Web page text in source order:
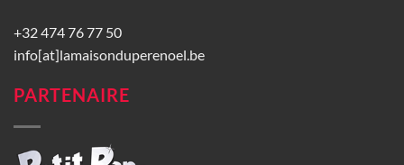
+32 474 76 77 50
info[at]lamaisonduperenoel.be
PARTENAIRE